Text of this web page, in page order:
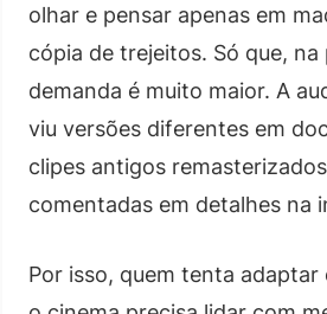
olhar e pensar apenas em
cópia de trejeitos. Só que, na
demanda é muito maior. A
viu versões diferentes em
clipes antigos
comentadas em detalhes na
Por isso, quem tenta adaptar